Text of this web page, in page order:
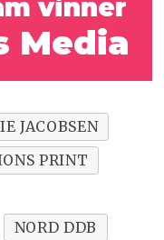
vinner
Media
JACOBSEN
PRINT
NORD DDB